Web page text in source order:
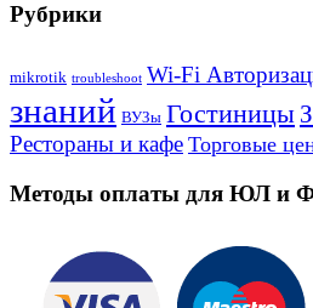
Рубрики
mikrotik troubleshoot Wi-Fi
знаний ВУЗы Гостиницы
Рестораны и кафе Торговые
Методы оплаты для ЮЛ и